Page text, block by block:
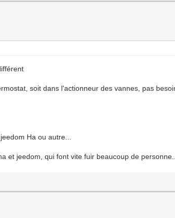
soit dans l'actionneur des vannes, pas
Ha ou autre...
et jeedom, qui font vite fuir beaucoup de personne...